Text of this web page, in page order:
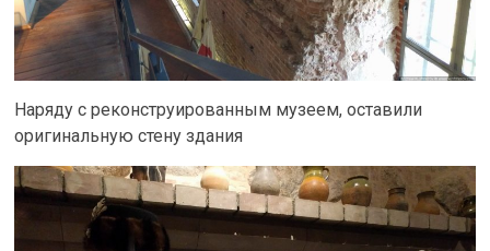
Наряду с реконструированным музеем, оставили
оригинальную стену здания